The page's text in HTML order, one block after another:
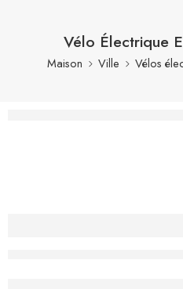
Vélo Électrique
Maison Ville Vélos